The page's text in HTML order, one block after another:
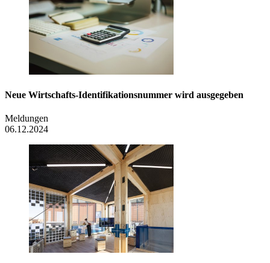
Neue Wirtschafts-Identifikationsnummer wird ausgegeben
Meldungen
06.12.2024